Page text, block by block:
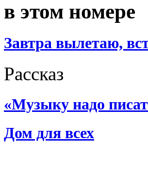
в этом номере
Завтра вылетаю,
Рассказ
«Музыку надо
Дом для всех